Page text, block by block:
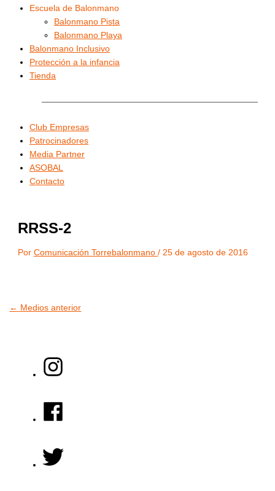
Escuela de Balonmano
Balonmano Pista
Balonmano Playa
Balonmano Inclusivo
Protección a la infancia
Tienda
Club Empresas
Patrocinadores
Media Partner
ASOBAL
Contacto
RRSS-2
PorComunicación Torrebalonmano/25 de agosto de 2016
← Medios anterior